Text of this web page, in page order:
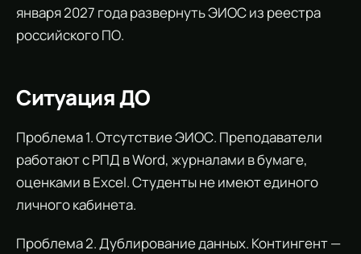
января 2027 года развернуть ЭИОС из реестра
российского ПО.
Ситуация ДО
Проблема 1. Отсутствие ЭИОС. Преподаватели
работают с РПД в Word, журналами в бумаге,
оценками в Excel. Студенты не имеют единого
личного кабинета.
Проблема 2. Дублирование данных. Контингент —